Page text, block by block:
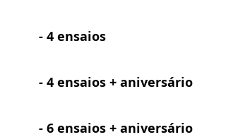
- 4 ensaios
- 4 ensaios + aniversário
- 6 ensaios + aniversário